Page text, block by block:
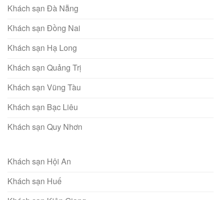
Khách sạn Đà Nẵng
Khách sạn Đồng Nai
Khách sạn Hạ Long
Khách sạn Quảng Trị
Khách sạn Vũng Tàu
Khách sạn Bạc Liêu
Khách sạn Quy Nhơn
Khách sạn Hội An
Khách sạn Huế